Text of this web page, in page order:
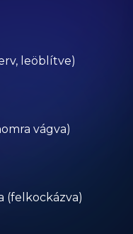
leöblítve)
vágva)
(felkockázva)